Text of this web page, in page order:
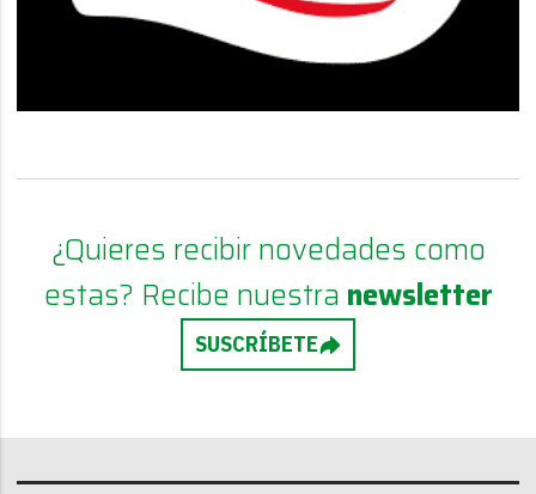
¿Quieres recibir novedades como
estas? Recibe nuestra newsletter
SUSCRÍBETE